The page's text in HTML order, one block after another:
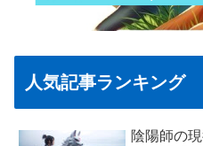
人気記事ランキング
陰陽師の